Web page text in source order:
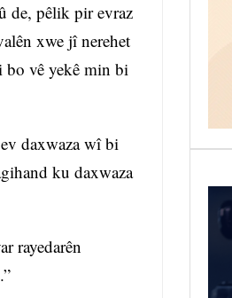
de, pêlik pir evraz
xwe jî nerehet
bo vê yekê min bi
daxwaza wî bi
ku daxwaza
rayedarên